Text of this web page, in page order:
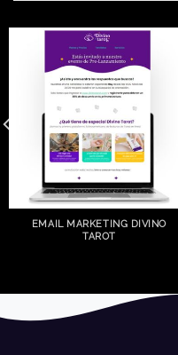
EMAIL MARKETING DIVINO
TAROT